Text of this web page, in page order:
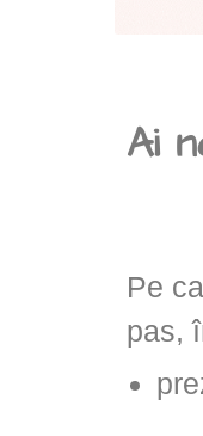
Ai
Pe
pas,